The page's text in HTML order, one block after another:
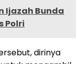
Ijazah Bunda
Polri
dirinya